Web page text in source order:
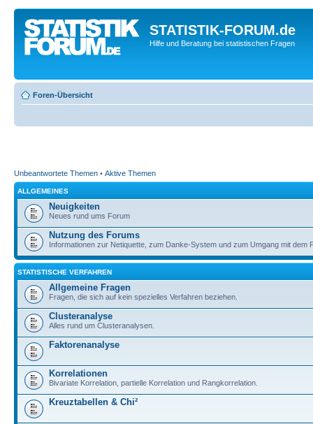
STATISTIK-FORUM.de
Hilfe und Beratung bei statistischen Fragen
Foren-Übersicht
Unbeantwortete Themen • Aktive Themen
ALLGEMEINES
Neuigkeiten
Neues rund ums Forum
Nutzung des Forums
Informationen zur Netiquette, zum Danke-System und zum Umgang mit dem
STATISTISCHE VERFAHREN
Allgemeine Fragen
Fragen, die sich auf kein spezielles Verfahren beziehen.
Clusteranalyse
Alles rund um Clusteranalysen.
Faktorenanalyse
Korrelationen
Bivariate Korrelation, partielle Korrelation und Rangkorrelation.
Kreuztabellen & Chi²